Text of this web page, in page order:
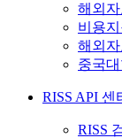
해외
비용
해외
중국
RISS API 센
RISS